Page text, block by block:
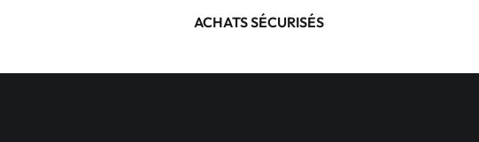
ACHATS SÉCURISÉS